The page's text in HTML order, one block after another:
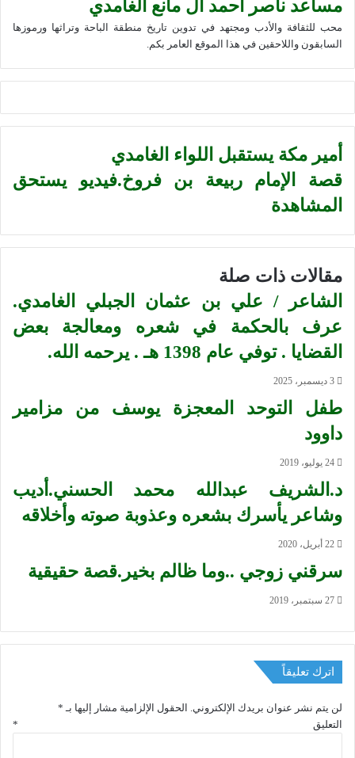
مساعد ناصر أحمد آل مانع الغامدي
محب للثقافة والأدب ومجتهد في تدوين تاريخ منطقة الباحة وتراثها ورموزها
السابقون واللاحقين في هذا الموقع العامر بكم.
أمير مكة يستقبل اللواء الغامدي
قصة الإمام ربيعة بن فروخ.فيديو يستحق
المشاهدة
مقالات ذات صلة
الشاعر / علي بن عثمان الجبلي الغامدي.
عرف بالحكمة في شعره ومعالجة بعض
القضايا . توفي عام 1398 هـ . يرحمه الله.
3 ديسمبر، 2025
طفل التوحد المعجزة يوسف من مزامير
داوود
24 يوليو، 2019
د.الشريف عبدالله محمد الحسني.أديب
وشاعر يأسرك بشعره وعذوبة صوته وأخلاقه
22 أبريل، 2020
سرقني زوجي ..وما ظالم بخير.قصة حقيقية
27 سبتمبر، 2019
اترك تعليقاً
لن يتم نشر عنوان بريدك الإلكتروني. الحقول الإلزامية مشار إليها بـ *
التعليق *